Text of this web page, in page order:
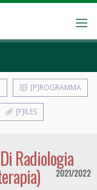
[P]ROGRAMMA
[F]ILES
Radiologia
2021/2022